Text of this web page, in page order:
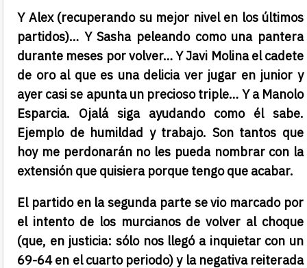
Y Alex (recuperando su mejor nivel en los últimos
partidos)… Y Sasha peleando como una pantera
durante meses por volver… Y Javi Molina el cadete
de oro al que es una delicia ver jugar en junior y
ayer casi se apunta un precioso triple… Y a Manolo
Esparcia. Ojalá siga ayudando como él sabe.
Ejemplo de humildad y trabajo. Son tantos que
hoy me perdonarán no les pueda nombrar con la
extensión que quisiera porque tengo que acabar.
El partido en la segunda parte se vio marcado por
el intento de los murcianos de volver al choque
(que, en justicia: sólo nos llegó a inquietar con un
69-64 en el cuarto periodo) y la negativa reiterada